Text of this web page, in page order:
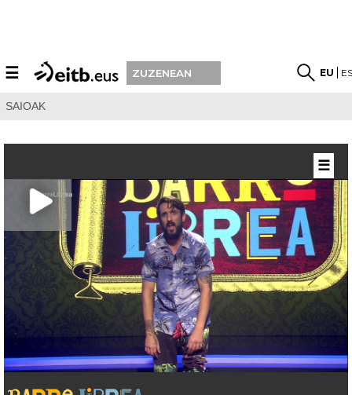
☰ ZUZENEAN EU
SAIOAK
☰